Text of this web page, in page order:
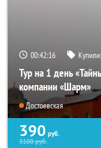
00:42:15 Купили:
Тур на 1 день
компании «Шарм»
Достоевская
390 руб.
3100руб.